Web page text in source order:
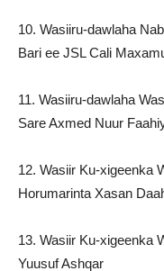
10. Wasiiru-dawlaha
Bari ee JSL Cali
11. Wasiiru-dawlaha
Sare Axmed Nuur
12. Wasiir Ku-xigeenka
Horumarinta Xasan
13. Wasiir Ku-xigeenka
Yuusuf Ashqar